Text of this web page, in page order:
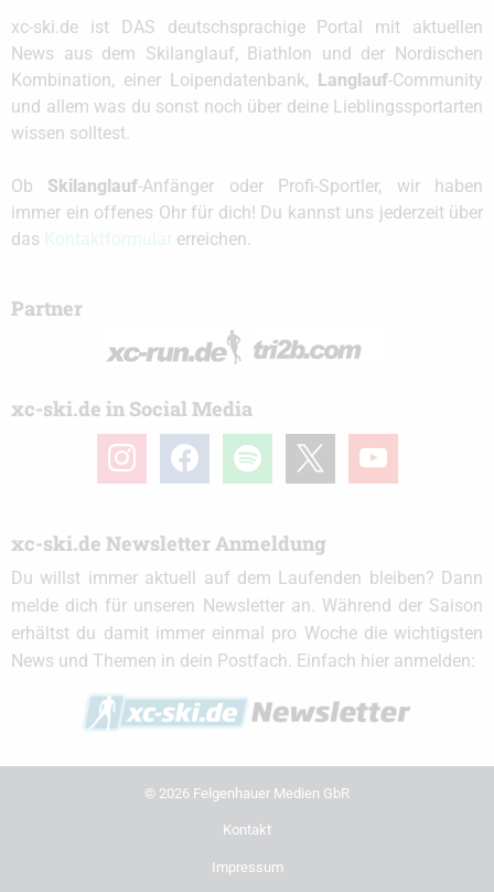
xc-ski.de ist DAS deutschsprachige Portal mit aktuellen
News aus dem Skilanglauf, Biathlon und der Nordischen
Kombination, einer Loipendatenbank,
Langlauf-Community
und allem was du sonst noch über deine Lieblingssportarten
wissen solltest.
Ob Skilanglauf-Anfänger oder Profi-Sportler, wir haben
immer ein offenes Ohr für dich! Du kannst uns jederzeit über
das
erreichen.
Partner
xc-ski.de in Social Media
instagramfacebook spotify youtube
xc-ski.de Newsletter Anmeldung
Du willst immer aktuell auf dem Laufenden bleiben? Dann
melde dich für unseren Newsletter an. Während der Saison
erhältst du damit immer einmal pro Woche die wichtigsten
News und Themen in dein Postfach. Einfach hier anmelden:
© 2026 Felgenhauer Medien GbR
Kontakt
Impressum